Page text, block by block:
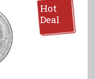
Hot
Deal